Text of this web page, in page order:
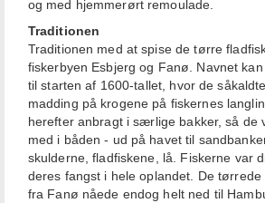
og med hjemmerørt remoulade.
Traditionen
Traditionen med at spise de tørre
fiskerbyen Esbjerg og Fanø. Navnet
til starten af 1600-tallet, hvor de såkaldte
madding på krogene på fiskernes
herefter anbragt i særlige bakker, så de
med i båden - ud på havet til
skulderne, fladfiskene, lå. Fiskerne var
deres fangst i hele oplandet. De
fra Fanø nåede endog helt ned til